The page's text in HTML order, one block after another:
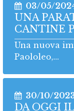
03/05/
UNA
CANTINE
Una nuova
Paololeo,...
30/10/
DA OGGI